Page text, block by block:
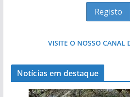
VISITE O NOSSO CANAL
Notícias em destaque